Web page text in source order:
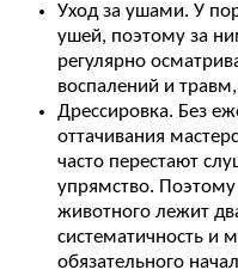
Уход за ушами. У
ушей, поэтому за
регулярно
воспалений и травм,
Дрессировка. Без
оттачивания
часто перестают
упрямство. Поэтому
животного лежит
систематичность и
обязательного